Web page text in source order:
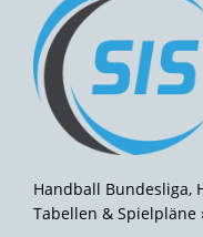
Handball Bundesliga,
Tabellen &